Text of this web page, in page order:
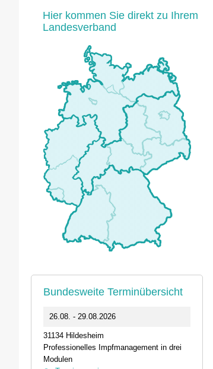
Hier kommen Sie direkt zu Ihrem
Landesverband
Bundesweite Terminübersicht
26.08. - 29.08.2026
31134 Hildesheim
Professionelles Impfmanagement in drei
Modulen